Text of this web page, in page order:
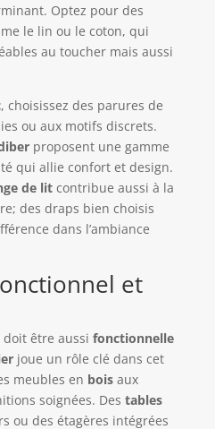
Optez pour des
le lin ou le coton, qui
au toucher mais aussi
, choisissez des parures de
ou aux motifs discrets.
proposent une gamme
qui allie confort et design.
de litcontribue aussi à la
des draps bien choisis
dans l’ambiance
et
doit être aussi fonctionnelle
joue un rôle clé dans cet
meubles en boisaux
soignées. Des tables
ou des étagères intégrées